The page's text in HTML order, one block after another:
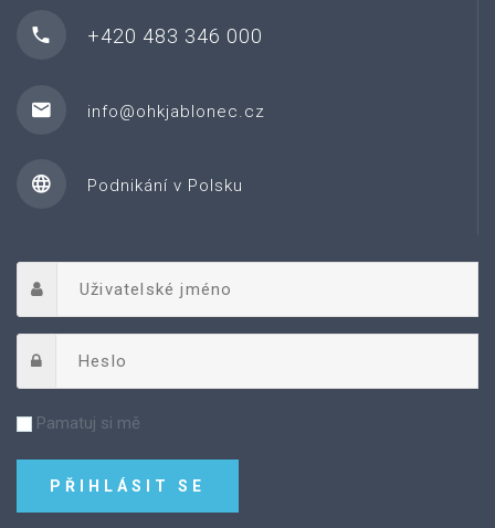
+420 483 346 000
info@ohkjablonec.cz
Podnikání v Polsku
Pamatuj si mě